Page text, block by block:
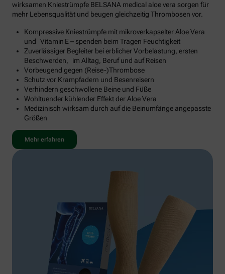
wirksamen Kniestrümpfe BELSANA medical aloe vera sorgen für
mehr Lebensqualität und beugen gleichzeitig Thrombosen vor.
Kompressive Kniestrümpfe mit mikroverkapselter Aloe Vera
und Vitamin E – spenden beim Tragen Feuchtigkeit
Zuverlässiger Begleiter bei erblicher Vorbelastung, ersten
Beschwerden, im Alltag, Beruf und auf Reisen
Vorbeugend gegen (Reise-)Thrombose
Schutz vor Krampfadern und Besenreisern
Verhindern geschwollene Beine und Füße
Wohltuender kühlender Effekt der Aloe Vera
Medizinisch wirksam durch auf die Beinumfänge angepasste
Größen
Mehr erfahren